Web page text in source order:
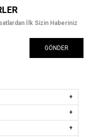
İlk Sizin Haberiniz
GÖNDER